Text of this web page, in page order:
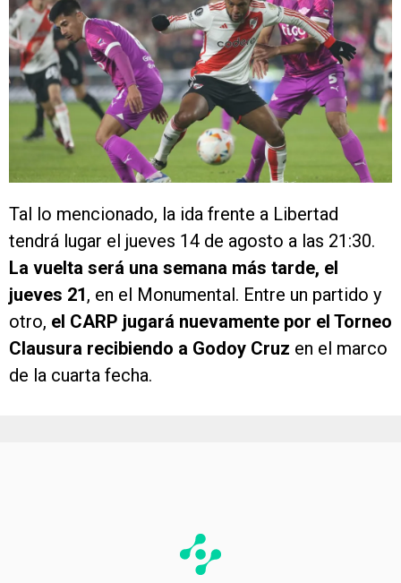
Tal lo mencionado, la ida frente a Libertad
tendrá lugar el jueves 14 de agosto a las 21:30.
La vuelta será una semana más tarde, el
jueves 21, en el Monumental. Entre un partido y
otro, el CARP jugará nuevamente por el Torneo
Clausura recibiendo a Godoy Cruz en el marco
de la cuarta fecha.